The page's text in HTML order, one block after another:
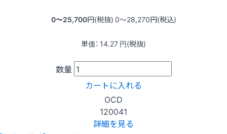
0〜25,700円(税抜) 0〜28,270円(税込)
単価： 14.27 円(税抜)
数量
カートに入れる
OCD
120041
詳細を見る